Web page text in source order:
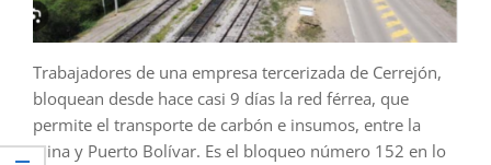
Trabajadores de una empresa tercerizada de Cerrejón,
bloquean desde hace casi 9 días la red férrea, que
permite el transporte de carbón e insumos, entre la
Mina y Puerto Bolívar. Es el bloqueo número 152 en lo